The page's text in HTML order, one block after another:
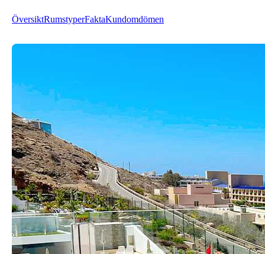
ÖversiktRumstyperFaktaKundomdömen